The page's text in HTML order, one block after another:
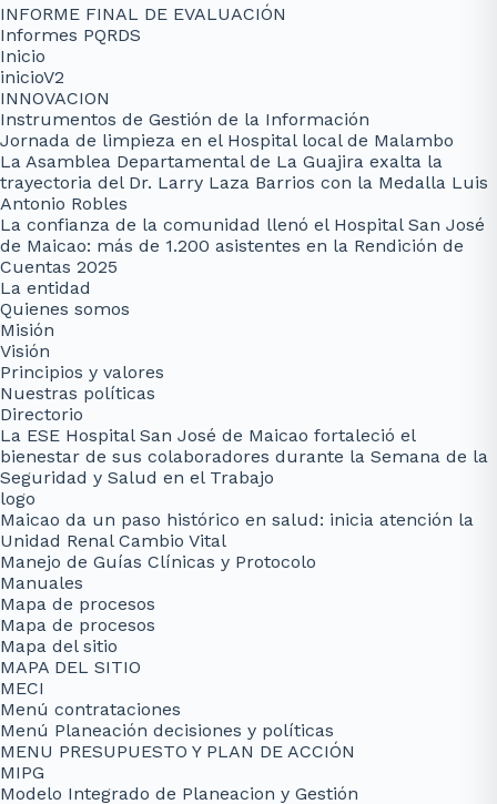
INFORME FINAL DE EVALUACIÓN
Informes PQRDS
Inicio
inicioV2
INNOVACION
Instrumentos de Gestión de la Información
Jornada de limpieza en el Hospital local de Malambo
La Asamblea Departamental de La Guajira exalta la
trayectoria del Dr. Larry Laza Barrios con la Medalla Luis
Antonio Robles
La confianza de la comunidad llenó el Hospital San José
de Maicao: más de 1.200 asistentes en la Rendición de
Cuentas 2025
La entidad
Quienes somos
Misión
Visión
Principios y valores
Nuestras políticas
Directorio
La ESE Hospital San José de Maicao fortaleció el
bienestar de sus colaboradores durante la Semana de la
Seguridad y Salud en el Trabajo
logo
Maicao da un paso histórico en salud: inicia atención la
Unidad Renal Cambio Vital
Manejo de Guías Clínicas y Protocolo
Manuales
Mapa de procesos
Mapa de procesos
Mapa del sitio
MAPA DEL SITIO
MECI
Menú contrataciones
Menú Planeación decisiones y políticas
MENU PRESUPUESTO Y PLAN DE ACCIÓN
MIPG
Modelo Integrado de Planeacion y Gestión